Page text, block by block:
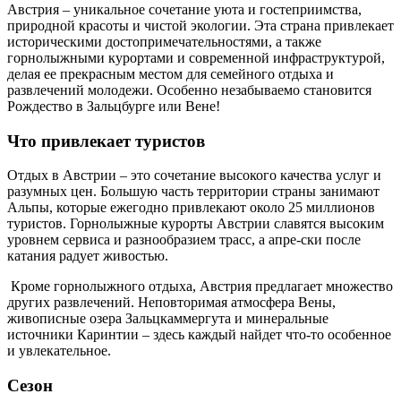
Австрия – уникальное сочетание уюта и гостеприимства,
природной красоты и чистой экологии. Эта страна привлекает
историческими достопримечательностями, а также
горнолыжными курортами и современной инфраструктурой,
делая ее прекрасным местом для семейного отдыха и
развлечений молодежи. Особенно незабываемо становится
Рождество в Зальцбурге или Вене!
Что привлекает туристов
Отдых в Австрии – это сочетание высокого качества услуг и
разумных цен. Большую часть территории страны занимают
Альпы, которые ежегодно привлекают около 25 миллионов
туристов. Горнолыжные курорты Австрии славятся высоким
уровнем сервиса и разнообразием трасс, а апре-ски после
катания радует живостью.
Кроме горнолыжного отдыха, Австрия предлагает множество
других развлечений. Неповторимая атмосфера Вены,
живописные озера Зальцкаммергута и минеральные
источники Каринтии – здесь каждый найдет что-то особенное
и увлекательное.
Сезон